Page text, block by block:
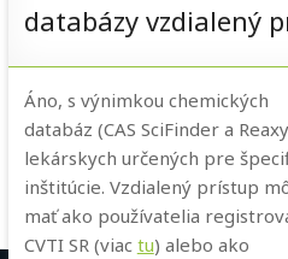
databázy vzdialený
Áno, s výnimkou chemických
databáz (CAS SciFinder a
lekárskych určených pre
inštitúcie. Vzdialený prístup
mať ako používatelia
CVTI SR (viac tu) alebo ako